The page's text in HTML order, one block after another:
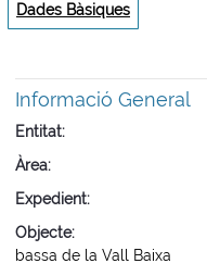
Dades Bàsiques
Informació General
Entitat
Àrea
Expedient
Objecte
bassa de la Vall Baixa